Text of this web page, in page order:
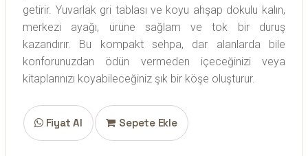
getirir. Yuvarlak gri tablası ve koyu ahşap dokulu kalın,
merkezi ayağı, ürüne sağlam ve tok bir duruş
kazandırır. Bu kompakt sehpa, dar alanlarda bile
konforunuzdan ödün vermeden içeceğinizi veya
kitaplarınızı koyabileceğiniz şık bir köşe oluşturur.
Fiyat Al Sepete Ekle